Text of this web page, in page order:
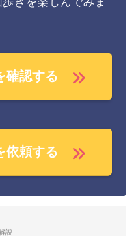
確認する
依頼する
説